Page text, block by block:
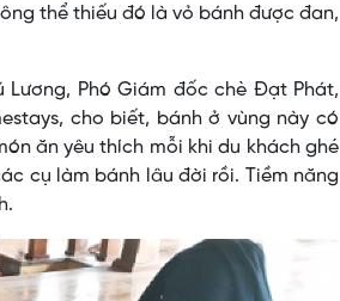
thể thiếu đó là vỏ bánh được đan,
Lương, Phó Giám đốc chè Đạt Phát,
cho biết, bánh ở vùng này có
ăn yêu thích mỗi khi du khách ghé
cụ làm bánh lâu đời rồi. Tiềm năng